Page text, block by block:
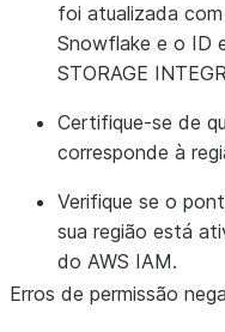
foi atualizada
Snowflake e o ID
STORAGE
Certifique-se de
corresponde à
Verifique se o
sua região está
do AWS IAM.
Erros de permissão